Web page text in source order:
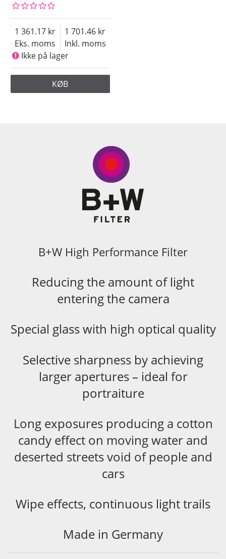
Eks. moms
1 361.17
Inkl. moms
1 701.46
Ikke på lager
KØB
B+W High Performance Filter
Reducing the amount of light
entering the camera
Special glass with high optical quality
Selective sharpness by achieving
larger apertures – ideal for
portraiture
Long exposures producing a cotton
candy effect on moving water and
deserted streets void of people and
cars
Wipe effects, continuous light trails
Made in Germany